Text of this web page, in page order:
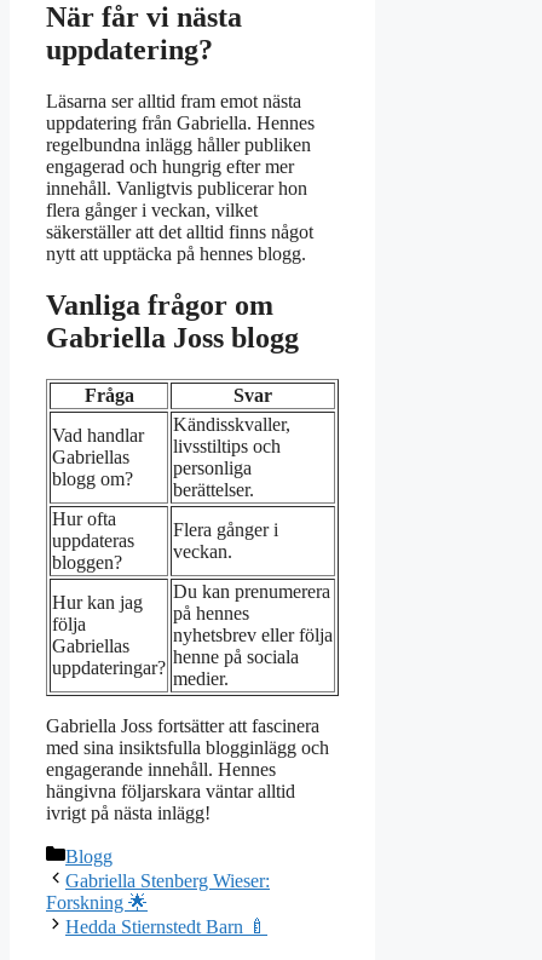
När får vi nästa
uppdatering?
Läsarna ser alltid fram emot nästa
uppdatering från Gabriella. Hennes
regelbundna inlägg håller publiken
engagerad och hungrig efter mer
innehåll. Vanligtvis publicerar hon
flera gånger i veckan, vilket
säkerställer att det alltid finns något
nytt att upptäcka på hennes blogg.
Vanliga frågor om
Gabriella Joss blogg
Fråga
Svar
Vad handlar
Gabriellas
blogg om?
Kändisskvaller,
livsstiltips och
personliga
berättelser.
Hur ofta
uppdateras
bloggen?
Flera gånger i
veckan.
Hur kan jag
följa
Gabriellas
uppdateringar?
Du kan prenumerera
på hennes
nyhetsbrev eller följa
henne på sociala
medier.
Gabriella Joss fortsätter att fascinera
med sina insiktsfulla blogginlägg och
engagerande innehåll. Hennes
hängivna följarskara väntar alltid
ivrigt på nästa inlägg!
Kategorier
Blogg
Gabriella Stenberg Wieser:
Forskning 🌟
Hedda Stiernstedt Barn 🍼